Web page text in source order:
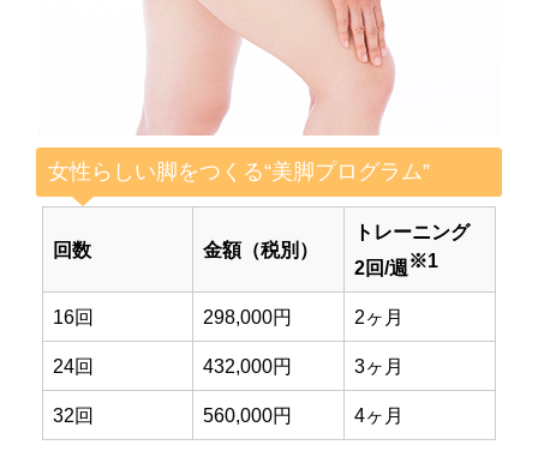
女性らしい脚をつくる“美脚プログラム”
回数 金額（税別）
トレーニング
2回/週※1
16回 298,000円 2ヶ月
24回 432,000円 3ヶ月
32回 560,000円 4ヶ月